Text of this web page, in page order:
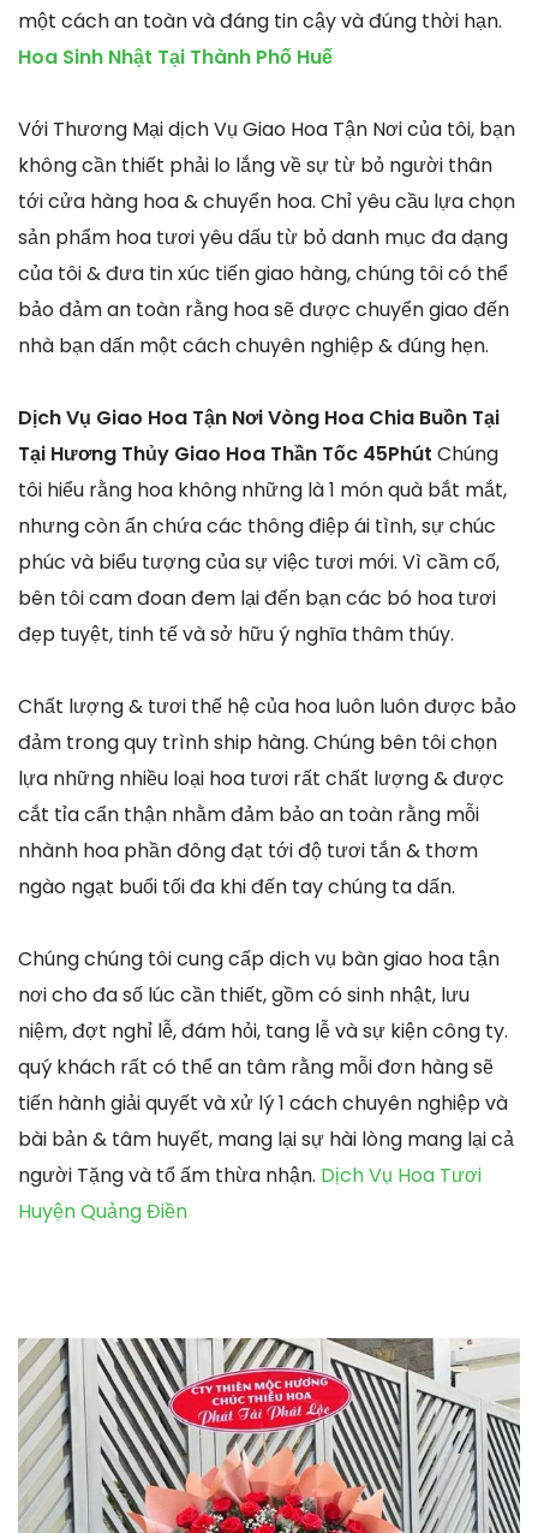
một cách an toàn và đáng tin cậy và đúng thời hạn.
Hoa Sinh Nhật Tại Thành Phố Huế
Với Thương Mại dịch Vụ Giao Hoa Tận Nơi của tôi, bạn
không cần thiết phải lo lắng về sự từ bỏ người thân
tới cửa hàng hoa & chuyển hoa. Chỉ yêu cầu lựa chọn
sản phẩm hoa tươi yêu dấu từ bỏ danh mục đa dạng
của tôi & đưa tin xúc tiến giao hàng, chúng tôi có thể
bảo đảm an toàn rằng hoa sẽ được chuyển giao đến
nhà bạn dấn một cách chuyên nghiệp & đúng hẹn.
Dịch Vụ Giao Hoa Tận Nơi Vòng Hoa Chia Buồn Tại
Tại Hương Thủy Giao Hoa Thần Tốc 45Phút Chúng
tôi hiểu rằng hoa không những là 1 món quà bắt mắt,
nhưng còn ẩn chứa các thông điệp ái tình, sự chúc
phúc và biểu tượng của sự việc tươi mới. Vì cầm cố,
bên tôi cam đoan đem lại đến bạn các bó hoa tươi
đẹp tuyệt, tinh tế và sở hữu ý nghĩa thâm thúy.
Chất lượng & tươi thế hệ của hoa luôn luôn được bảo
đảm trong quy trình ship hàng. Chúng bên tôi chọn
lựa những nhiều loại hoa tươi rất chất lượng & được
cắt tỉa cẩn thận nhằm đảm bảo an toàn rằng mỗi
nhành hoa phần đông đạt tới độ tươi tắn & thơm
ngào ngạt buổi tối đa khi đến tay chúng ta dấn.
Chúng chúng tôi cung cấp dịch vụ bàn giao hoa tận
nơi cho đa số lúc cần thiết, gồm có sinh nhật, lưu
niệm, đợt nghỉ lễ, đám hỏi, tang lễ và sự kiện công ty.
quý khách rất có thể an tâm rằng mỗi đơn hàng sẽ
tiến hành giải quyết và xử lý 1 cách chuyên nghiệp và
bài bản & tâm huyết, mang lại sự hài lòng mang lại cả
người Tặng và tổ ấm thừa nhận. Dịch Vụ Hoa Tươi
Huyện Quảng Điền